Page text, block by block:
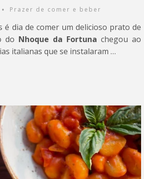
• Prazer de comer e beber
é dia de comer um delicioso prato de
do Nhoque da Fortuna chegou ao
italianas que se instalaram …